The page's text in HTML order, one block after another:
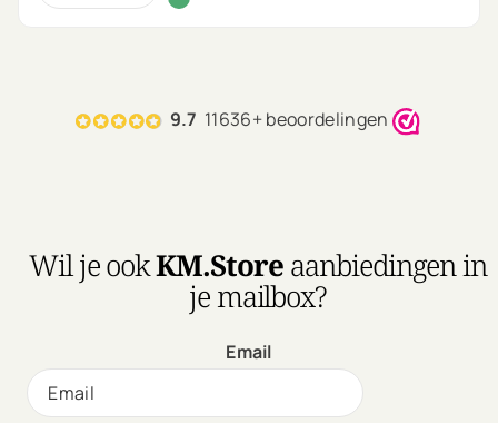
9.7 11636+ beoordelingen
Wil je ookKM.Storeaanbiedingen in
je mailbox?
Email